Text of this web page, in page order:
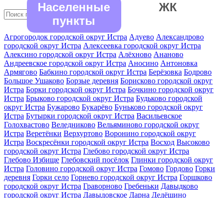
Населенные
пункты
ЖК
Агрогородок городской округ Истра Адуево Александрово
городской округ Истра Алексеевка городской округ Истра
Алексино городской округ Истра Алёхново Ананово
Андреевское городской округ Истра Аносино Антоновка
Армягово Бабкино городской округ Истра Берёзовка Бодрово
Большое Ушаково Борзые деревня Борисково городской округ
Истра Борки городской округ Истра Бочкино городской округ
Истра Брыково городской округ Истра Будьково городской
округ Истра Бужарово Букарёво Буньково городской округ
Истра Бутырки городской округ Истра Васильевское
Голохвастово Веледниково Вельяминово городской округ
Истра Веретёнки Верхуртово Воронино городской округ
Истра Воскресёнки городской округ Истра Восход Высоково
городской округ Истра Глебово городской округ Истра
Глебово Избище Глебовский посёлок Глинки городской округ
Истра Головино городской округ Истра Гомово Гордово Горки
деревня Горки село Горнево городской округ Истра Горшково
городской округ Истра Граворново Гребеньки Давыдково
городской округ Истра Давыдовское Дарна Дедёшино